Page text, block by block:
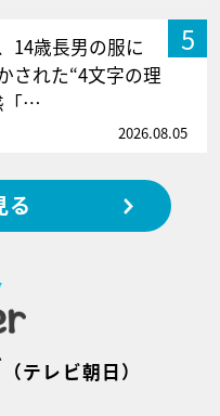
5
14歳長男の服に
された“4文字の理
「…
2026.08.05
る
（テレビ朝日）